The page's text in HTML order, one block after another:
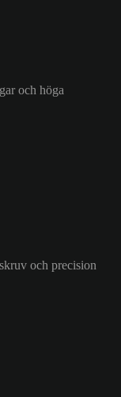
och höga
och precision